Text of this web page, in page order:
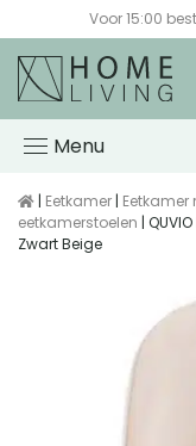
Voor 15:00
Menu
| Eetkamer | Eetkamer
eetkamerstoelen |
Zwart Beige